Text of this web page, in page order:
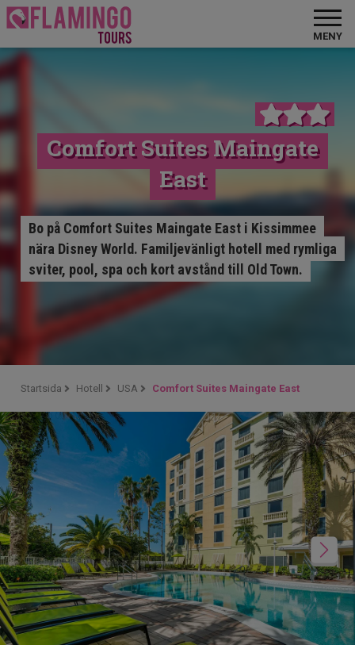
MENY
Comfort Suites Maingate
East
Bo på Comfort Suites Maingate East i Kissimmee
nära Disney World. Familjevänligt hotell med rymliga
sviter, pool, spa och kort avstånd till Old Town.
Startsida Hotell USA Comfort Suites Maingate East